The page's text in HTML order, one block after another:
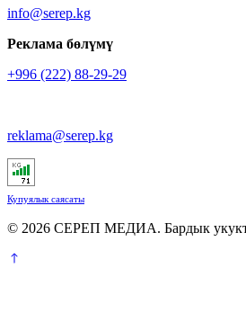
info@serep.kg
Реклама бөлүмү
+996 (222) 88-29-29
reklama@serep.kg
Купуялык саясаты
© 2026 СЕРЕП МЕДИА. Бардык